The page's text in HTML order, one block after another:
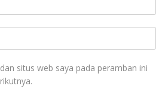
situs web saya pada peramban ini